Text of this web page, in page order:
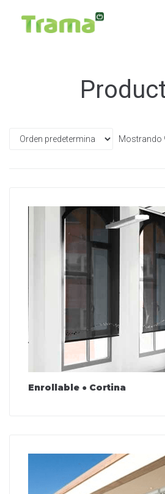
Mostrando
Enrollable ● Cortina